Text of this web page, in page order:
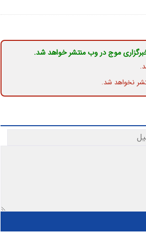
موج در وب منتشر خواهد شد.
نخواهد شد.